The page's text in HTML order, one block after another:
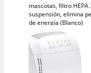
mascotas, filtro HEPA
suspensión, elimina
de energía (Blanco)